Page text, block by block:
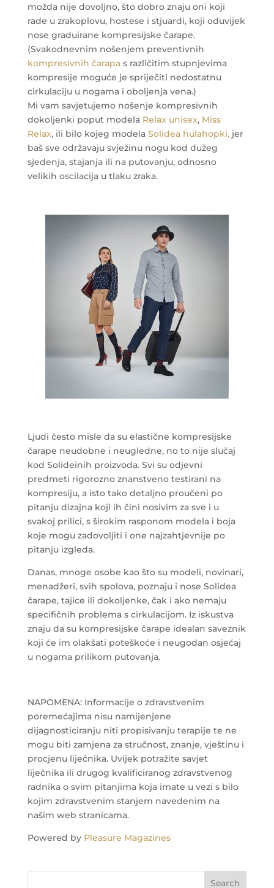
možda nije dovoljno, što dobro znaju oni koji
rade u zrakoplovu, hostese i stjuardi, koji oduvijek
nose graduirane kompresijske čarape.
(Svakodnevnim nošenjem preventivnih
kompresivnih čarapas različitim stupnjevima
kompresije moguće je spriječiti nedostatnu
cirkulaciju u nogama i oboljenja vena.)
Mi vam savjetujemo nošenje kompresivnih
dokoljenki poput modela Relax unisex, Miss
Relax, ili bilo kojeg modela Solidea hulahopki,jer
baš sve održavaju svježinu nogu kod dužeg
sjedenja, stajanja ili na putovanju, odnosno
velikih oscilacija u tlaku zraka.
Ljudi često misle da su elastične kompresijske
čarape neudobne i neugledne, no to nije slučaj
kod Solideinih proizvoda. Svi su odjevni
predmeti rigorozno znanstveno testirani na
kompresiju, a isto tako detaljno proučeni po
pitanju dizajna koji ih čini nosivim za sve i u
svakoj prilici, s širokim rasponom modela i boja
koje mogu zadovoljiti i one najzahtjevnije po
pitanju izgleda.
Danas, mnoge osobe kao što su modeli, novinari,
menadžeri, svih spolova, poznaju i nose Solidea
čarape, tajice ili dokoljenke, čak i ako nemaju
specifičnih problema s cirkulacijom. Iz iskustva
znaju da su kompresijske čarape idealan saveznik
koji će im olakšati poteškoće i neugodan osjećaj
u nogama prilikom putovanja.
NAPOMENA: Informacije o zdravstvenim
poremećajima nisu namijenjene
dijagnosticiranju niti propisivanju terapije te ne
mogu biti zamjena za stručnost, znanje, vještinu i
procjenu liječnika. Uvijek potražite savjet
liječnika ili drugog kvalificiranog zdravstvenog
radnika o svim pitanjima koja imate u vezi s bilo
kojim zdravstvenim stanjem navedenim na
našim web stranicama.
Powered by Pleasure Magazines